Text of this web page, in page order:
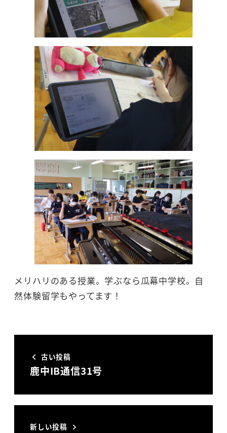
メリハリのある授業。学ぶなら瓜幕中学校。自
然体験留学もやってます！
古い投稿
鹿中IB通信31号
新しい投稿